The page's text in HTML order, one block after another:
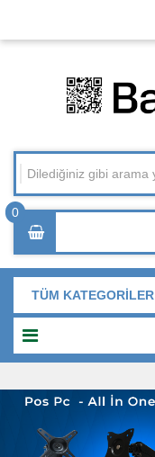
TÜM KATEGORİLER